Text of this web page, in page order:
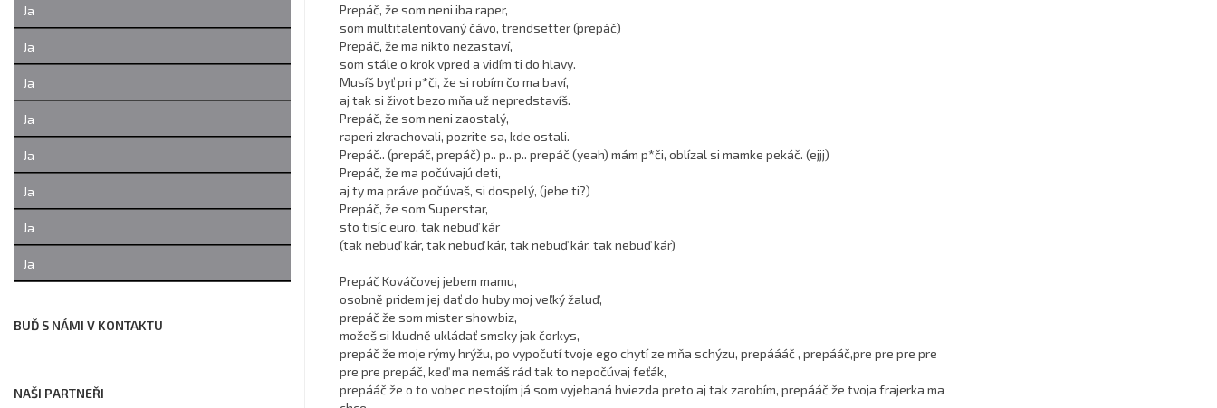
Prepáč, že som neni iba raper,
som multitalentovaný čávo, trendsetter (prepáč)
Prepáč, že ma nikto nezastaví,
som stále o krok vpred a vidím ti do hlavy.
Musíš byť pri p*či, že si robím čo ma baví,
aj tak si život bezo mňa už nepredstavíš.
Prepáč, že som neni zaostalý,
raperi zkrachovali, pozrite sa, kde ostali.
Prepáč.. (prepáč, prepáč) p.. p.. p.. prepáč (yeah) mám p*či, oblízal si mamke pekáč. (ejjj)
Prepáč, že ma počúvajú deti,
aj ty ma práve počúvaš, si dospelý, (jebe ti?)
Prepáč, že som Superstar,
sto tisíc euro, tak nebuď kár
(tak nebuď kár, tak nebuď kár, tak nebuď kár, tak nebuď kár)
Prepáč Kováčovej jebem mamu,
osobně pridem jej dať do huby moj veľký žaluď,
prepáč že som mister showbiz,
možeš si kludně ukládať smsky jak čorkys,
prepáč že moje rýmy hrýžu, po vypočutí tvoje ego chytí ze mňa schýzu, prepáááč , prepááč,pre pre pre pre
pre pre prepáč, keď ma nemáš rád tak to nepočúvaj feťák,
prepááč že o to vobec nestojím já som vyjebaná hviezda preto aj tak zarobím, prepááč že tvoja frajerka ma
Ja
Ja
Ja
Ja
Ja
Ja
Ja
Ja
BUĎ S NÁMI V KONTAKTU
NAŠI PARTNEŘI